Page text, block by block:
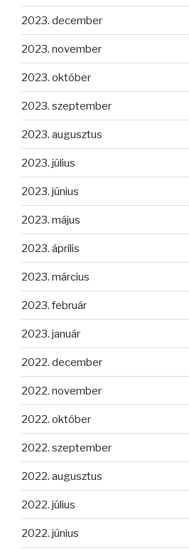
2023. december
2023. november
2023. október
2023. szeptember
2023. augusztus
2023. július
2023. június
2023. május
2023. április
2023. március
2023. február
2023. január
2022. december
2022. november
2022. október
2022. szeptember
2022. augusztus
2022. július
2022. június